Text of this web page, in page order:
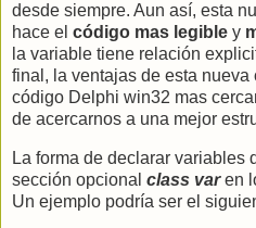
desde siempre. Aun así, esta
hace el código mas legible y
la variable tiene relación
final, la ventajas de esta nueva
código Delphi win32 mas
de acercarnos a una mejor
La forma de declarar variables
sección opcional class varen
Un ejemplo podría ser el